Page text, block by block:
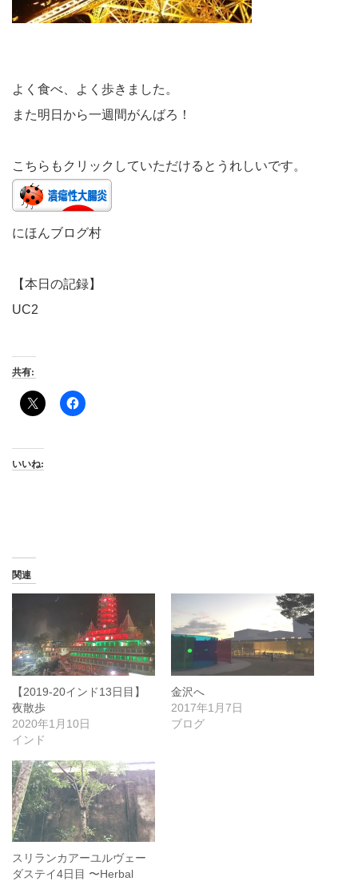
よく食べ、よく歩きました。
また明日から一週間がんばろ！
こちらもクリックしていただけるとうれしいです。
にほんブログ村
【本日の記録】
UC2
共有:
いいね:
関連
【2019-20インド13日目】
夜散歩
2020年1月10日
インド
金沢へ
2017年1月7日
ブログ
スリランカアーユルヴェー
ダステイ4日目 〜Herbal